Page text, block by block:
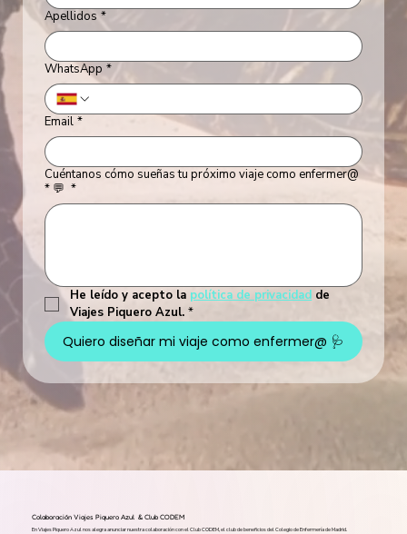
Apellidos *
WhatsApp *
Email *
Cuéntanos cómo sueñas tu próximo viaje como enfermer@
* 💬 *
He leído y acepto la política de privacidad de
Viajes Piquero Azul. *
Quiero diseñar mi viaje como enfermer@ 🩺
En Viajes Piquero Azul nos alegra anunciar nuestra colaboración con el Club CODEM, el club de beneficios del Colegio de Enfermería de Madrid.
Colaboración Viajes Piquero Azul & Club CODEM